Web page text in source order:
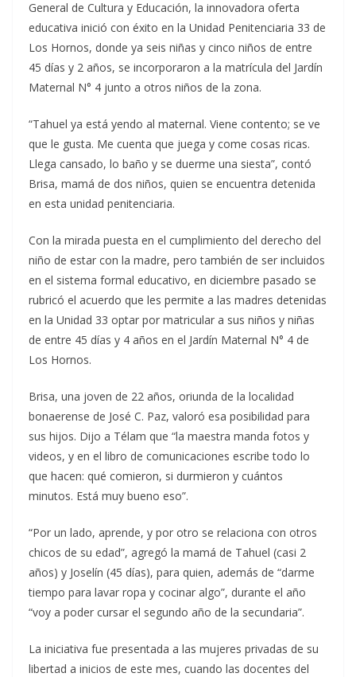
General de Cultura y Educación, la innovadora oferta
educativa inició con éxito en la Unidad Penitenciaria 33 de
Los Hornos, donde ya seis niñas y cinco niños de entre
45 días y 2 años, se incorporaron a la matrícula del Jardín
Maternal N° 4 junto a otros niños de la zona.
“Tahuel ya está yendo al maternal. Viene contento; se ve
que le gusta. Me cuenta que juega y come cosas ricas.
Llega cansado, lo baño y se duerme una siesta”, contó
Brisa, mamá de dos niños, quien se encuentra detenida
en esta unidad penitenciaria.
Con la mirada puesta en el cumplimiento del derecho del
niño de estar con la madre, pero también de ser incluidos
en el sistema formal educativo, en diciembre pasado se
rubricó el acuerdo que les permite a las madres detenidas
en la Unidad 33 optar por matricular a sus niños y niñas
de entre 45 días y 4 años en el Jardín Maternal N° 4 de
Los Hornos.
Brisa, una joven de 22 años, oriunda de la localidad
bonaerense de José C. Paz, valoró esa posibilidad para
sus hijos. Dijo a Télam que “la maestra manda fotos y
videos, y en el libro de comunicaciones escribe todo lo
que hacen: qué comieron, si durmieron y cuántos
minutos. Está muy bueno eso”.
“Por un lado, aprende, y por otro se relaciona con otros
chicos de su edad”, agregó la mamá de Tahuel (casi 2
años) y Joselín (45 días), para quien, además de “darme
tiempo para lavar ropa y cocinar algo”, durante el año
“voy a poder cursar el segundo año de la secundaria”.
La iniciativa fue presentada a las mujeres privadas de su
libertad a inicios de este mes, cuando las docentes del